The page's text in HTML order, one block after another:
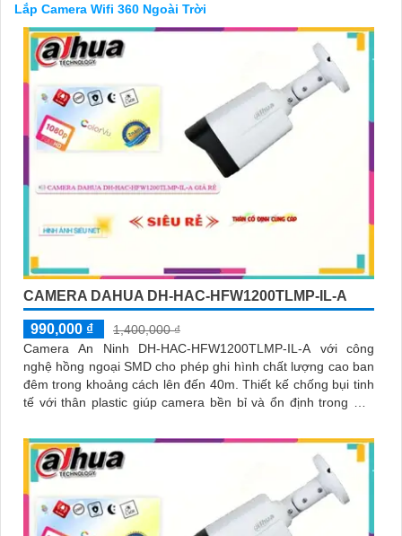
Lắp Camera Wifi 360 Ngoài Trời
CAMERA DAHUA DH-HAC-HFW1200TLMP-IL-A
990,000 ₫
1,400,000 ₫
Camera An Ninh DH-HAC-HFW1200TLMP-IL-A với công
nghệ hồng ngoại SMD cho phép ghi hình chất lượng cao ban
đêm trong khoảng cách lên đến 40m. Thiết kế chống bụi tinh
tế với thân plastic giúp camera bền bỉ và ổn định trong mọi